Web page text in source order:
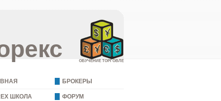
ОБУЧЕНИЕ ТОРГОВЛЕ
БРОКЕРЫ
ШКОЛА ФОРУМ